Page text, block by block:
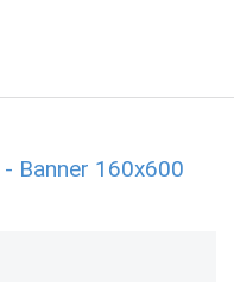
Banner 160x600